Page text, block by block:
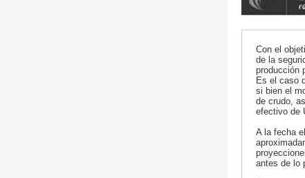
Con el
de la
producción
Es el caso
si bien el
de crudo,
efectivo de
A la fecha
antes de lo